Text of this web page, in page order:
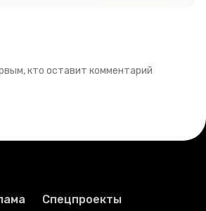
кто оставит комментарий
Спецпроекты